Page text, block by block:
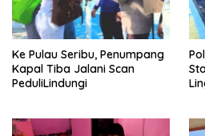
Ke Pulau Seribu, Penumpang
Kapal Tiba Jalani Scan
PeduliLindungi